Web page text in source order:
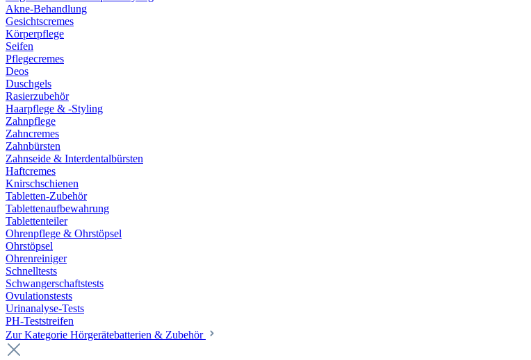
Akne-Behandlung
Gesichtscremes
Körperpflege
Seifen
Pflegecremes
Deos
Duschgels
Rasierzubehör
Haarpflege & -Styling
Zahnpflege
Zahncremes
Zahnbürsten
Zahnseide & Interdentalbürsten
Haftcremes
Knirschschienen
Tabletten-Zubehör
Tablettenaufbewahrung
Tablettenteiler
Ohrenpflege & Ohrstöpsel
Ohrstöpsel
Ohrenreiniger
Schnelltests
Schwangerschaftstests
Ovulationstests
Urinanalyse-Tests
PH-Teststreifen
Zur Kategorie Hörgerätebatterien & Zubehör